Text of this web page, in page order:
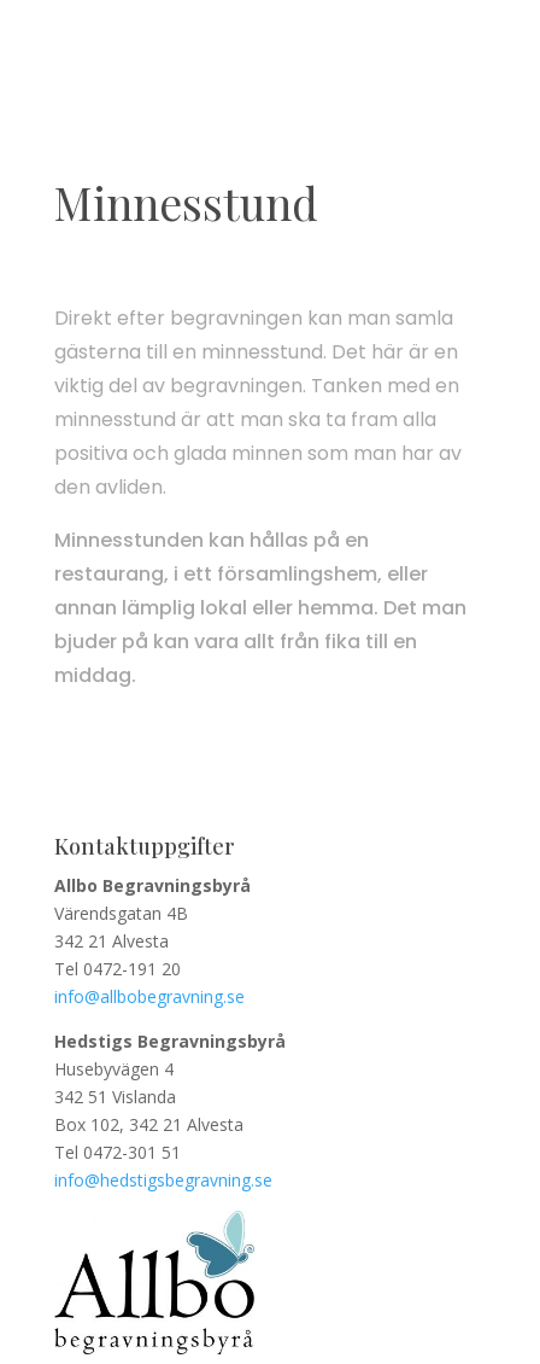
Minnesstund
Direkt efter begravningen kan man samla
gästerna till en minnesstund. Det här är en
viktig del av begravningen. Tanken med en
minnesstund är att man ska ta fram alla
positiva och glada minnen som man har av
den avliden.
Minnesstunden kan hållas på en
restaurang, i ett församlingshem, eller
annan lämplig lokal eller hemma. Det man
bjuder på kan vara allt från fika till en
middag.
Kontaktuppgifter
Allbo Begravningsbyrå
Värendsgatan 4B
342 21 Alvesta
Tel 0472-191 20
info@allbobegravning.se
Hedstigs Begravningsbyrå
Husebyvägen 4
342 51 Vislanda
Box 102, 342 21 Alvesta
Tel 0472-301 51
info@hedstigsbegravning.se